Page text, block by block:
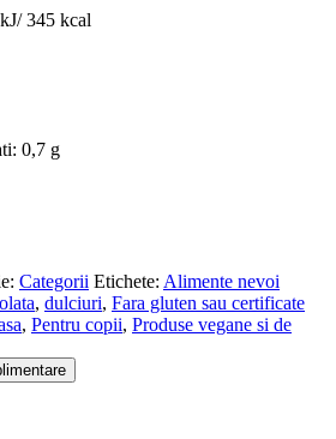
345 kcal
0,7 g
Categorii Etichete: Alimente nevoi
, dulciuri, Fara gluten sau certificate
, Pentru copii, Produse vegane si de